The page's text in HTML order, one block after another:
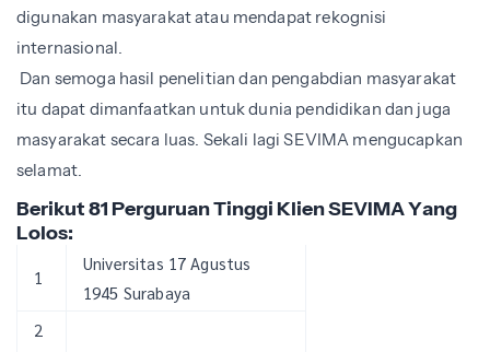
digunakan masyarakat atau mendapat rekognisi
internasional.
Dan semoga hasil penelitian dan pengabdian masyarakat
itu dapat dimanfaatkan untuk dunia pendidikan dan juga
masyarakat secara luas. Sekali lagi SEVIMA mengucapkan
selamat.
Berikut 81 Perguruan Tinggi Klien SEVIMA Yang
Lolos:
1
Universitas 17 Agustus
1945 Surabaya
2